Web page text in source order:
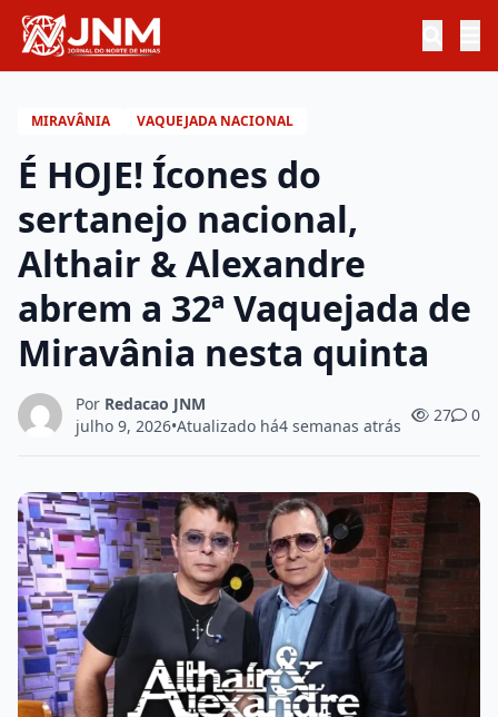
MIRAVÂNIA VAQUEJADA NACIONAL
É HOJE! Ícones do
sertanejo nacional,
Althair & Alexandre
abrem a 32ª Vaquejada de
Miravânia nesta quinta
Por Redacao JNM
julho 9, 2026•Atualizado há4 semanas atrás
27 0